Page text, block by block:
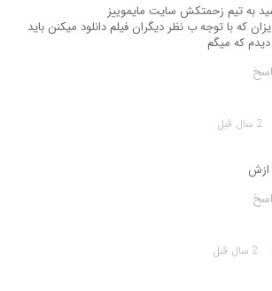
به تیم زحمتکش سایت مایموییز
که با توجه ب نظر دیگران فیلم دانلود میکنن باید
دیدم که میگم
2 سال قبل
ازش
2 سال قبل